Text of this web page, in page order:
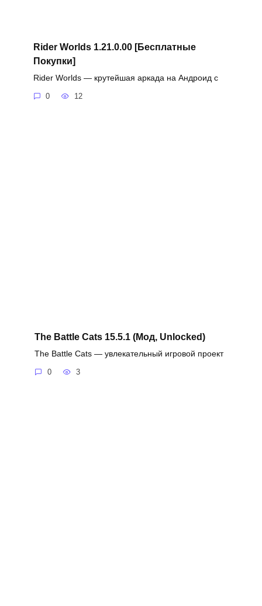
Rider Worlds 1.21.0.00 [Бесплатные
Покупки]
Rider Worlds — крутейшая аркада на Андроид с
0 12
The Battle Cats 15.5.1 (Мод, Unlocked)
The Battle Cats — увлекательный игровой проект
0 3